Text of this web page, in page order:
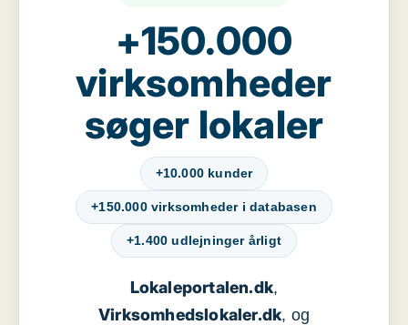
+150.000
virksomheder
søger lokaler
+10.000 kunder
+150.000 virksomheder i databasen
+1.400 udlejninger årligt
Lokaleportalen.dk,
Virksomhedslokaler.dk, og